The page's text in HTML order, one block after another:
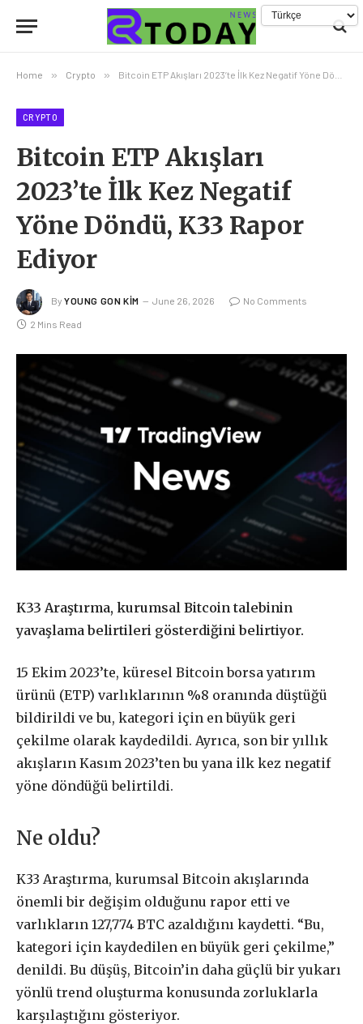
Home » Crypto » Bitcoin ETP Akışları 2023’te İlk Kez Negatif Yöne Döndü, K33 Rapor Ediyor
CRYPTO
Bitcoin ETP Akışları
2023’te İlk Kez Negatif
Yöne Döndü, K33 Rapor
Ediyor
By YOUNG GON KIM June 26, 2026 No Comments
2 Mins Read
K33 Araştırma, kurumsal Bitcoin talebinin
yavaşlama belirtileri gösterdiğini belirtiyor.
15 Ekim 2023’te, küresel Bitcoin borsa yatırım
ürünü (ETP) varlıklarının %8 oranında düştüğü
bildirildi ve bu, kategori için en büyük geri
çekilme olarak kaydedildi. Ayrıca, son bir yıllık
akışların Kasım 2023’ten bu yana ilk kez negatif
yöne döndüğü belirtildi.
Ne oldu?
K33 Araştırma, kurumsal Bitcoin akışlarında
önemli bir değişim olduğunu rapor etti ve
varlıkların 127,774 BTC azaldığını kaydetti. “Bu,
kategori için kaydedilen en büyük geri çekilme,”
denildi. Bu düşüş, Bitcoin’in daha güçlü bir yukarı
yönlü trend oluşturma konusunda zorluklarla
karşılaştığını gösteriyor.